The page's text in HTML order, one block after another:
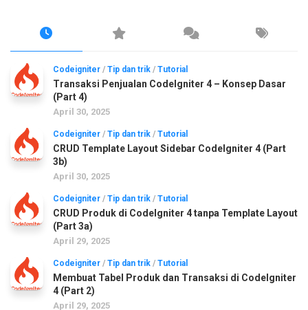
Codeigniter / Tip dan trik / Tutorial
Transaksi Penjualan CodeIgniter 4 – Konsep Dasar
(Part 4)
April 30, 2025
Codeigniter / Tip dan trik / Tutorial
CRUD Template Layout Sidebar CodeIgniter 4 (Part
3b)
April 30, 2025
Codeigniter / Tip dan trik / Tutorial
CRUD Produk di CodeIgniter 4 tanpa Template Layout
(Part 3a)
April 29, 2025
Codeigniter / Tip dan trik / Tutorial
Membuat Tabel Produk dan Transaksi di CodeIgniter
4 (Part 2)
April 29, 2025